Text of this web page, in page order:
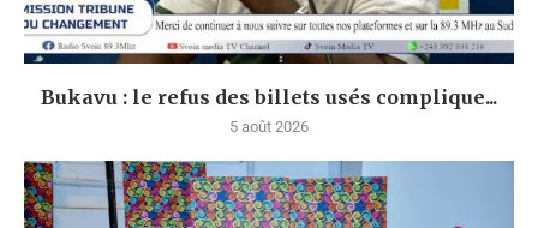
Bukavu : le refus des billets usés complique...
5 août 2026